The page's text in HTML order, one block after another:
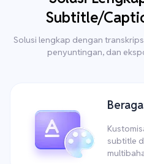
Subtitle/
Solusi lengkap dengan
penyuntingan, dan
subtitle